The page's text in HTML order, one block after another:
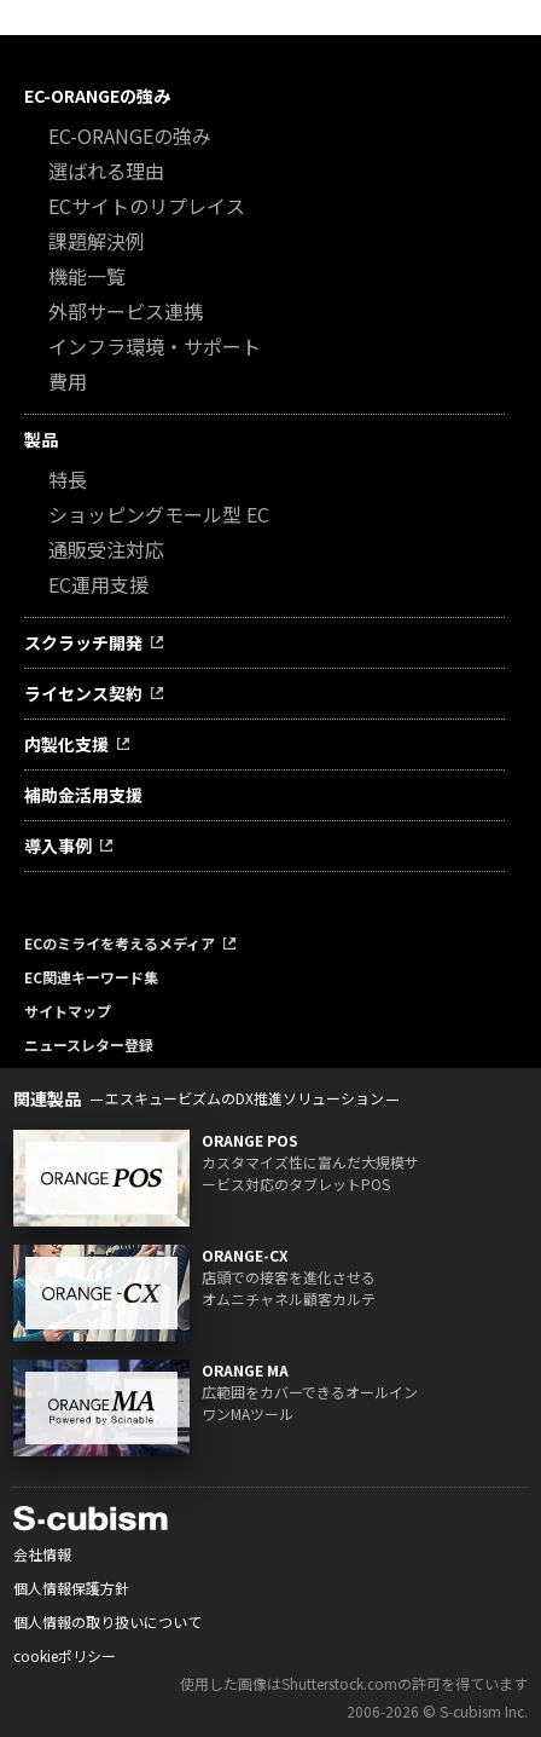
EC-ORANGEの強み
EC-ORANGEの強み
選ばれる理由
ECサイトのリプレイス
課題解決例
機能一覧
外部サービス連携
インフラ環境・サポート
費用
製品
特長
ショッピングモール型 EC
通販受注対応
EC運用支援
スクラッチ開発
ライセンス契約
内製化支援
補助金活用支援
導入事例
ECのミライを考えるメディア
EC関連キーワード集
サイトマップ
ニュースレター登録
関連製品 エスキュービズムのDX推進ソリューション
ORANGE POS
カスタマイズ性に富んだ大規模サ
ービス対応のタブレットPOS
ORANGE-CX
店頭での接客を進化させる
オムニチャネル顧客カルテ
ORANGE MA
広範囲をカバーできるオールイン
ワンMAツール
会社情報
個人情報保護方針
個人情報の取り扱いについて
cookieポリシー
使用した画像はShutterstock.comの許可を得ています
2006‑2026 © S‑cubism Inc.